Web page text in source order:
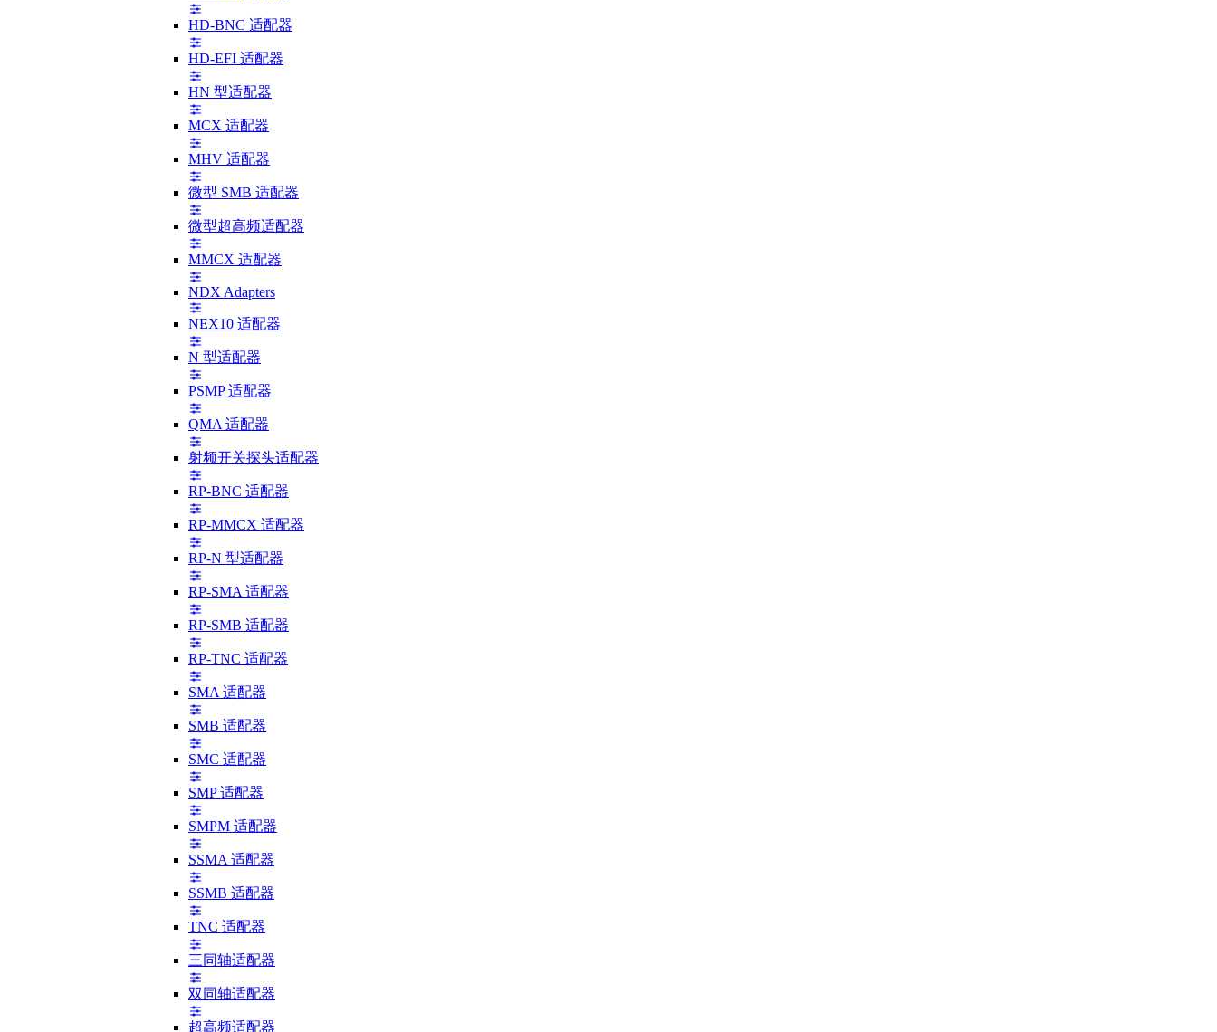
HD-BNC 适配器
HD-EFI 适配器
HN 型适配器
MCX 适配器
MHV 适配器
微型 SMB 适配器
微型超高频适配器
MMCX 适配器
NDX Adapters
NEX10 适配器
N 型适配器
PSMP 适配器
QMA 适配器
射频开关探头适配器
RP-BNC 适配器
RP-MMCX 适配器
RP-N 型适配器
RP-SMA 适配器
RP-SMB 适配器
RP-TNC 适配器
SMA 适配器
SMB 适配器
SMC 适配器
SMP 适配器
SMPM 适配器
SSMA 适配器
SSMB 适配器
TNC 适配器
三同轴适配器
双同轴适配器
超高频适配器